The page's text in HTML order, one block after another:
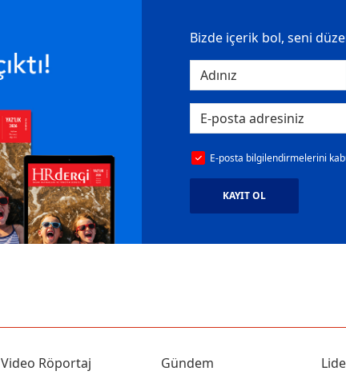
Bizde içerik bol, seni
E-posta bilgilendirmelerini
KAYIT OL
Video Röportaj Gündem